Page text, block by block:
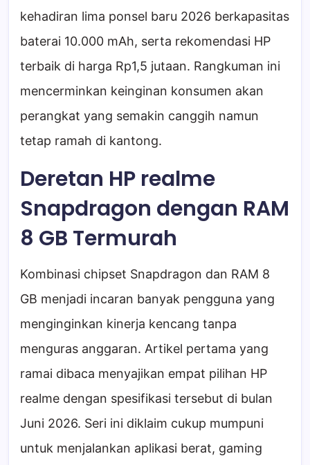
kehadiran lima ponsel baru 2026 berkapasitas
baterai 10.000 mAh, serta rekomendasi HP
terbaik di harga Rp1,5 jutaan. Rangkuman ini
mencerminkan keinginan konsumen akan
perangkat yang semakin canggih namun
tetap ramah di kantong.
Deretan HP realme
Snapdragon dengan RAM
8 GB Termurah
Kombinasi chipset Snapdragon dan RAM 8
GB menjadi incaran banyak pengguna yang
menginginkan kinerja kencang tanpa
menguras anggaran. Artikel pertama yang
ramai dibaca menyajikan empat pilihan HP
realme dengan spesifikasi tersebut di bulan
Juni 2026. Seri ini diklaim cukup mumpuni
untuk menjalankan aplikasi berat, gaming